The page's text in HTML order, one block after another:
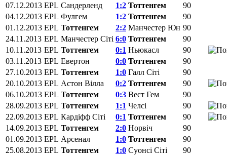
07.12.2013 EPL Сандерленд 1:2 Тоттенгем
90
04.12.2013 EPL Фулгем 1:2 Тоттенгем
90
01.12.2013 EPL Тоттенгем 2:2 Манчестер Юн 90
24.11.2013 EPL Манчестер Сіті 6:0 Тоттенгем
90
10.11.2013 EPL Тоттенгем 0:1 Ньюкасл
90
03.11.2013 EPL Евертон 0:0 Тоттенгем
90
27.10.2013 EPL Тоттенгем 1:0 Галл Сіті
90
20.10.2013 EPL Астон Вілла 0:2 Тоттенгем
90
06.10.2013 EPL Тоттенгем 0:3 Вест Гем
90
28.09.2013 EPL Тоттенгем 1:1 Челсі
90
22.09.2013 EPL Кардіфф Сіті 0:1 Тоттенгем
90
14.09.2013 EPL Тоттенгем 2:0 Норвіч
90
01.09.2013 EPL Арсенал 1:0 Тоттенгем
90
25.08.2013 EPL Тоттенгем 1:0 Суонсі Сіті
90